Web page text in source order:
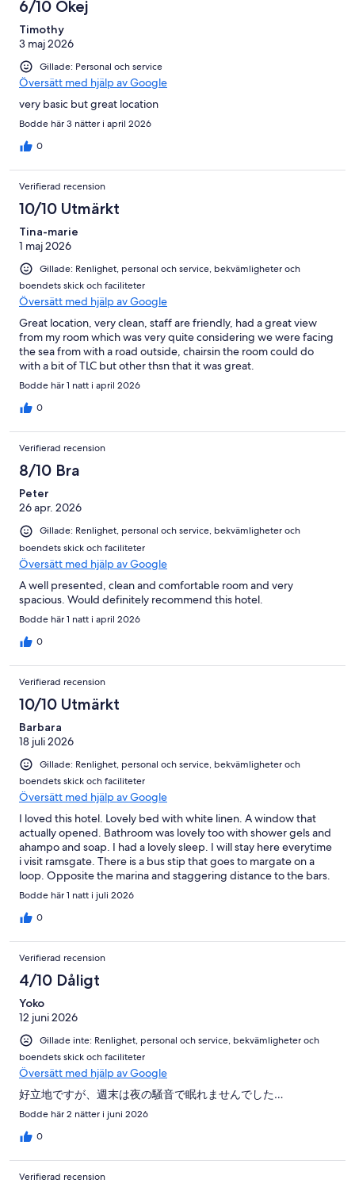
6/10 Okej
Timothy
3 maj 2026
Gillade: Personal och service
Översätt med hjälp av Google
very basic but great location
Bodde här 3 nätter i april 2026
0
Verifierad recension
10/10 Utmärkt
Tina-marie
1 maj 2026
Gillade: Renlighet, personal och service, bekvämligheter och
boendets skick och faciliteter
Översätt med hjälp av Google
Great location, very clean, staff are friendly, had a great view
from my room which was very quite considering we were facing
the sea from with a road outside, chairsin the room could do
with a bit of TLC but other thsn that it was great.
Bodde här 1 natt i april 2026
0
Verifierad recension
8/10 Bra
Peter
26 apr. 2026
Gillade: Renlighet, personal och service, bekvämligheter och
boendets skick och faciliteter
Översätt med hjälp av Google
A well presented, clean and comfortable room and very
spacious. Would definitely recommend this hotel.
Bodde här 1 natt i april 2026
0
Verifierad recension
10/10 Utmärkt
Barbara
18 juli 2026
Gillade: Renlighet, personal och service, bekvämligheter och
boendets skick och faciliteter
Översätt med hjälp av Google
I loved this hotel. Lovely bed with white linen. A window that
actually opened. Bathroom was lovely too with shower gels and
ahampo and soap. I had a lovely sleep. I will stay here everytime
i visit ramsgate. There is a bus stip that goes to margate on a
loop. Opposite the marina and staggering distance to the bars.
Real value for money. Thanks for a lovely stay.
Bodde här 1 natt i juli 2026
0
Verifierad recension
4/10 Dåligt
Yoko
12 juni 2026
Gillade inte: Renlighet, personal och service, bekvämligheter och
boendets skick och faciliteter
Översätt med hjälp av Google
好立地ですが、週末は夜の騒音で眠れませんでした…
Bodde här 2 nätter i juni 2026
0
Verifierad recension